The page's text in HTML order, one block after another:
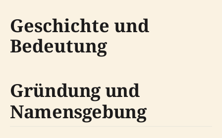
Geschichte und
Bedeutung
Gründung und
Namensgebung